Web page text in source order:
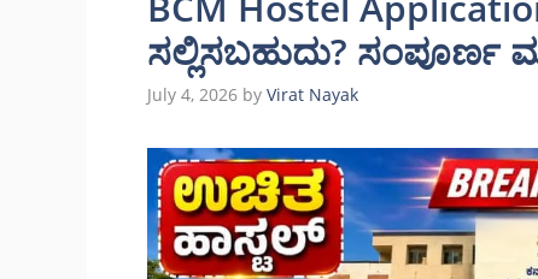
ಸಲ್ಲಿಸಬಹುದು? ಸಂಪೂರ್ಣ
July 4, 2026 by Virat Nayak